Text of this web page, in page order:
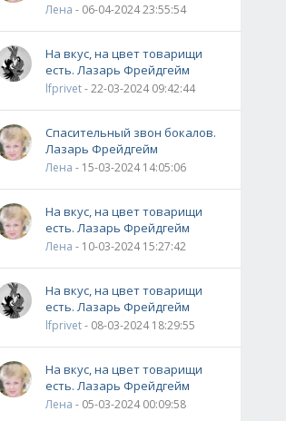
Лена - 06-04-2024 23:55:54
На вкус, на цвет товарищи
есть. Лазарь Фрейдгейм
lfprivet- 22-03-2024 09:42:44
Спасительный звон бокалов.
Лазарь Фрейдгейм
Лена - 15-03-2024 14:05:06
На вкус, на цвет товарищи
есть. Лазарь Фрейдгейм
Лена - 10-03-2024 15:27:42
На вкус, на цвет товарищи
есть. Лазарь Фрейдгейм
lfprivet- 08-03-2024 18:29:55
На вкус, на цвет товарищи
есть. Лазарь Фрейдгейм
Лена - 05-03-2024 00:09:58